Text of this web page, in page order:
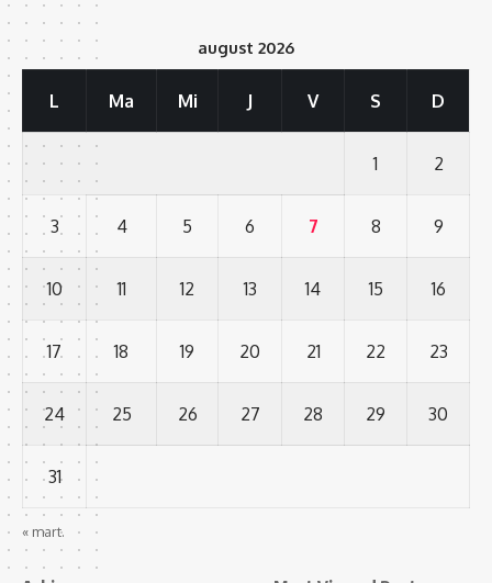
august 2026
L Ma Mi J V S D
1 2
3 4 5 6 7 8 9
10 11 12 13 14 15 16
17 18 19 20 21 22 23
24 25 26 27 28 29 30
31
« mart.